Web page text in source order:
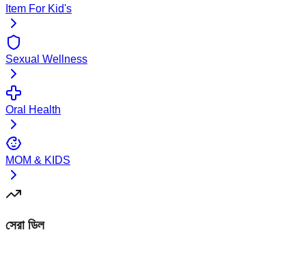
Item For Kid's
Sexual Wellness
Oral Health
MOM & KIDS
সেরা ডিল